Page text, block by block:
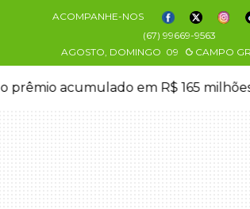
ACOMPANHE-NOS
(67) 99669-9563
AGOSTO, DOMINGO 09 CAMPO
prêmio acumulado em R$ 165